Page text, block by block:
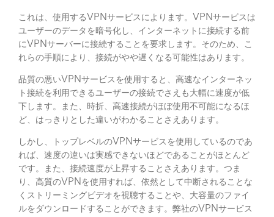
これは、使用するVPNサービスによります。VPNサービスは
ユーザーのデータを暗号化し、インターネットに接続する前
にVPNサーバーに接続することを要求します。そのため、こ
れらの手順により、接続がやや遅くなる可能性はあります。
品質の悪いVPNサービスを使用すると、高速なインターネッ
ト接続を利用できるユーザーの接続でさえも大幅に速度が低
下します。また、時折、高速接続がほぼ使用不可能になるほ
ど、はっきりとした違いがわかることさえあります。
しかし、トップレベルのVPNサービスを使用しているのであ
れば、速度の違いは実感できないほどであることがほとんど
です。また、接続速度が上昇することさえあります。つま
り、高質のVPNを使用すれば、依然として中断されることな
くストリーミングビデオを視聴することや、大容量のファイ
ルをダウンロードすることができます。弊社のVPNサービス